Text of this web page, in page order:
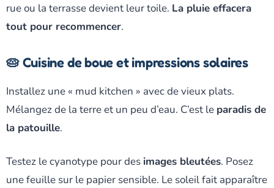
rue ou la terrasse devient leur toile. La pluie effacera
tout pour recommencer.
🥧 Cuisine de boue et impressions solaires
Installez une « mud kitchen » avec de vieux plats.
Mélangez de la terre et un peu d’eau. C’est le paradis de
la patouille.
Testez le cyanotype pour des images bleutées. Posez
une feuille sur le papier sensible. Le soleil fait apparaître